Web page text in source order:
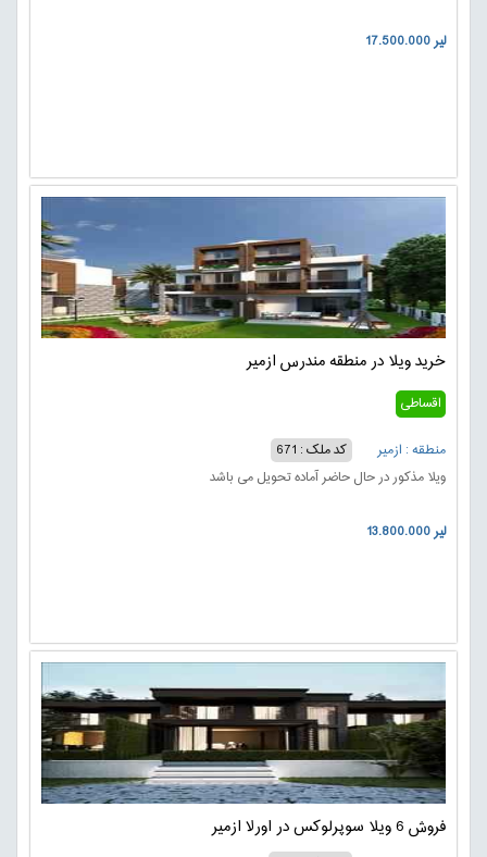
17.500.000 لیر
خرید ویلا در منطقه مندرس ازمیر
اقساطی
منطقه : ازمیر
کد ملک : 671
ویلا مذکور در حال حاضر آماده تحویل می باشد
13.800.000 لیر
فروش 6 ویلا سوپرلوکس در اورلا ازمیر